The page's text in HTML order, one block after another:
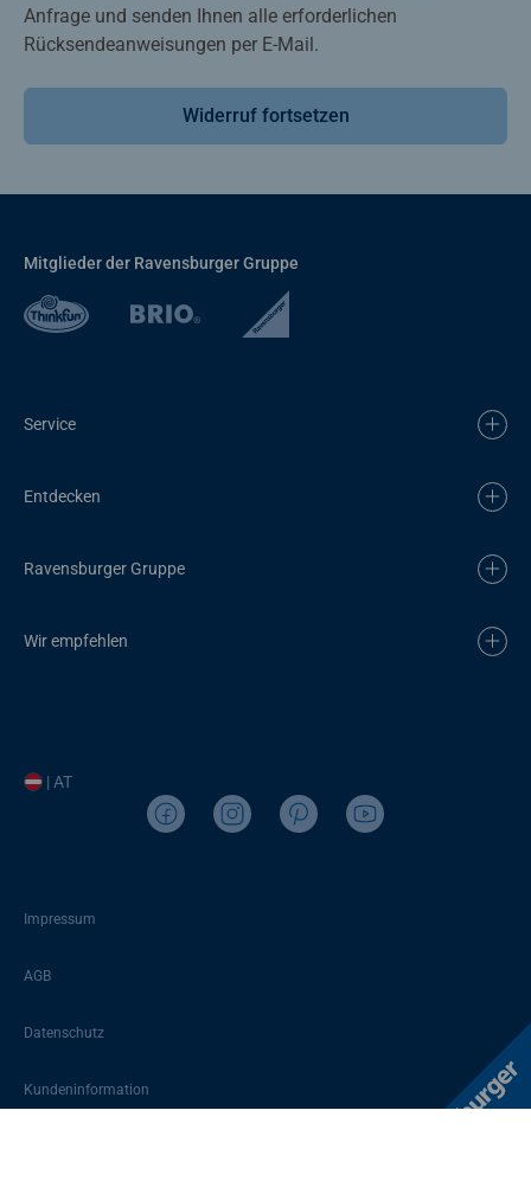
Anfrage und senden Ihnen alle erforderlichen
Rücksendeanweisungen per E-Mail.
Widerruf fortsetzen
Mitglieder der Ravensburger Gruppe
Service
Entdecken
Ravensburger Gruppe
Wir empfehlen
| AT
Impressum
AGB
Datenschutz
Kundeninformation